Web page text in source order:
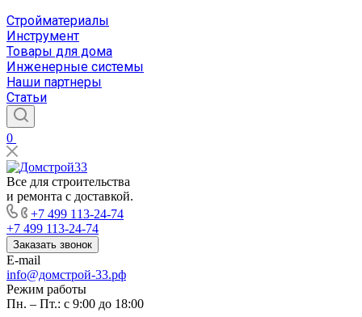
Стройматериалы
Инструмент
Товары для дома
Инженерные системы
Наши партнеры
Статьи
0
Все для строительства
и ремонта с доставкой.
+7 499 113-24-74
+7 499 113-24-74
Заказать звонок
E-mail
info@домстрой-33.рф
Режим работы
Пн. – Пт.: с 9:00 до 18:00